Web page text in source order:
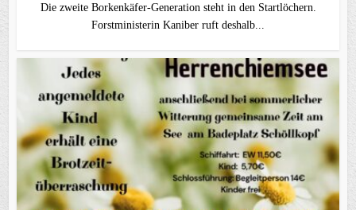
Die zweite Borkenkäfer-Generation steht in den Startlöchern.
Forstministerin Kaniber ruft deshalb...